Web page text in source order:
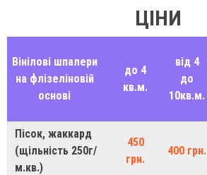
ЦІНИ
Вінілові шпалери
на флізеліновій
основі
до 4
кв.м.
від 4
до
10кв.м.
Пісок, жаккард
(щільність 250г/
м.кв.)
450
грн.
400 грн.